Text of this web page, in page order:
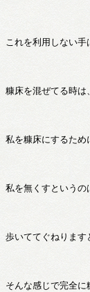
これを利用しない手
糠床を混ぜてる時は
私を糠床にするため
私を無くすというの
歩いててぐねります
そんな感じで完全